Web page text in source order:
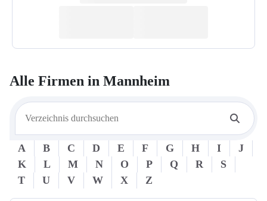
Alle Firmen in Mannheim
A B C D E F G H I
J
K
L M N O P Q R
S
T
U V W X Z